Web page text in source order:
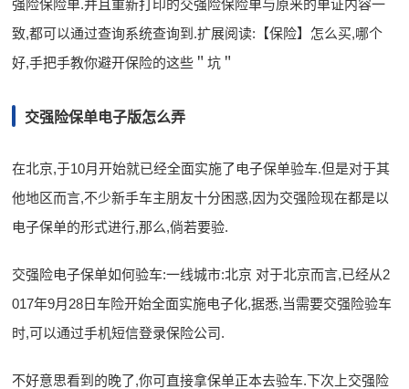
强险保险单.并且重新打印的交强险保险单与原来的单证内容一
致,都可以通过查询系统查询到.扩展阅读:【保险】怎么买,哪个
好,手把手教你避开保险的这些＂坑＂
交强险保单电子版怎么弄
在北京,于10月开始就已经全面实施了电子保单验车.但是对于其
他地区而言,不少新手车主朋友十分困惑,因为交强险现在都是以
电子保单的形式进行,那么,倘若要验.
交强险电子保单如何验车:一线城市:北京 对于北京而言,已经从2
017年9月28日车险开始全面实施电子化,据悉,当需要交强险验车
时,可以通过手机短信登录保险公司.
不好意思看到的晚了,你可直接拿保单正本去验车.下次上交强险